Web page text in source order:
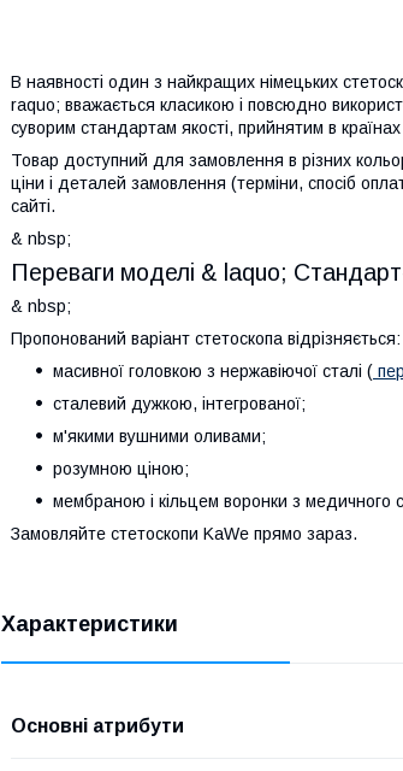
В наявності один з найкращих німецьких
raquo; вважається класикою і повсюдно
суворим стандартам якості, прийнятим в
Товар доступний для замовлення в різних
ціни і деталей замовлення (терміни, спосіб
сайті.
& nbsp;
Переваги моделі & laquo;
& nbsp;
Пропонований варіант стетоскопа відрізняється:
масивної головкою з нержавіючої сталі (
сталевий дужкою, інтегрованої;
м'якими вушними оливами;
розумною ціною;
мембраною і кільцем воронки з медичного
Замовляйте стетоскопи KaWe прямо зараз.
Характеристики
Основні атрибути